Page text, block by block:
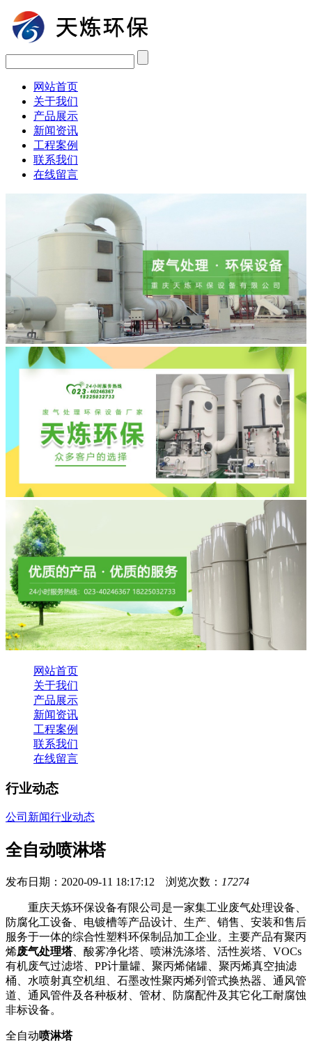
网站首页
关于我们
产品展示
新闻资讯
工程案例
联系我们
在线留言
网站首页
关于我们
产品展示
新闻资讯
工程案例
联系我们
在线留言
行业动态
公司新闻行业动态
全自动喷淋塔
发布日期：2020-09-11 18:17:12 浏览次数： 17274
重庆天炼环保设备有限公司是一家集工业废气处理设备、
防腐化工设备、电镀槽等产品设计、生产、销售、安装和售后
服务于一体的综合性塑料环保制品加工企业。主要产品有聚丙
烯废气处理塔、酸雾净化塔、喷淋洗涤塔、活性炭塔、VOCs
有机废气过滤塔、PP计量罐、聚丙烯储罐、聚丙烯真空抽滤
桶、水喷射真空机组、石墨改性聚丙烯列管式换热器、通风管
道、通风管件及各种板材、管材、防腐配件及其它化工耐腐蚀
非标设备。
全自动喷淋塔